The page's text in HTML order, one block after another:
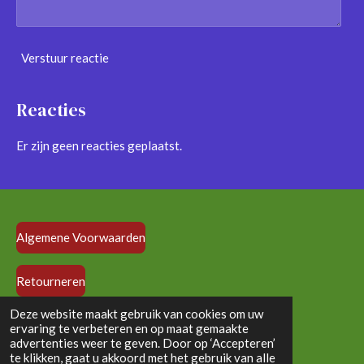
Deze website maakt gebruik van cookies om uw
ervaring te verbeteren en op maat gemaakte
advertenties weer te geven. Door op ‘Accepteren’
te klikken, gaat u akkoord met het gebruik van alle
Verstuur reactie
Reacties
Er zijn geen reacties geplaatst.
Algemene Voorwaarden
Retourneren
© 2024 - 2026 vloedlijndolls.nl
Powered byJouwWeb